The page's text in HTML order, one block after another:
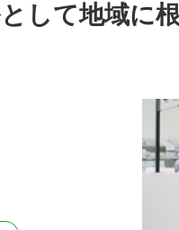
して地域に